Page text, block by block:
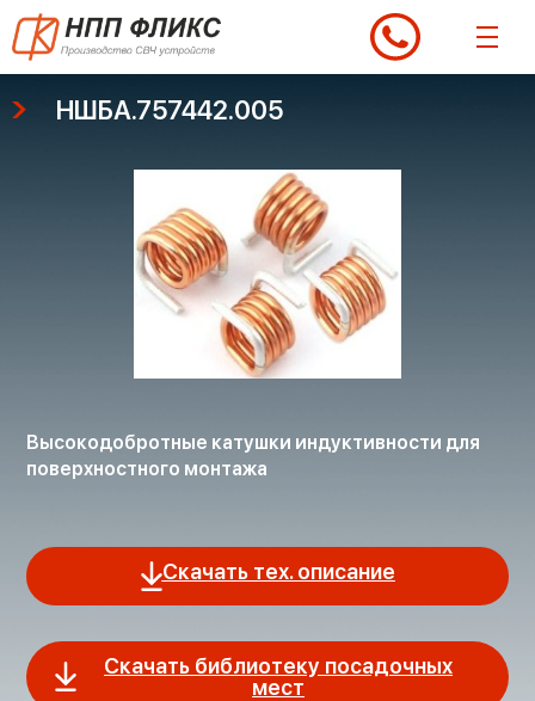
Перейти
содержимому
НШБА.757442.005
Высокодобротные катушки индуктивности для
поверхностного монтажа
Скачать тех. описание
Скачать библиотеку посадочных
мест